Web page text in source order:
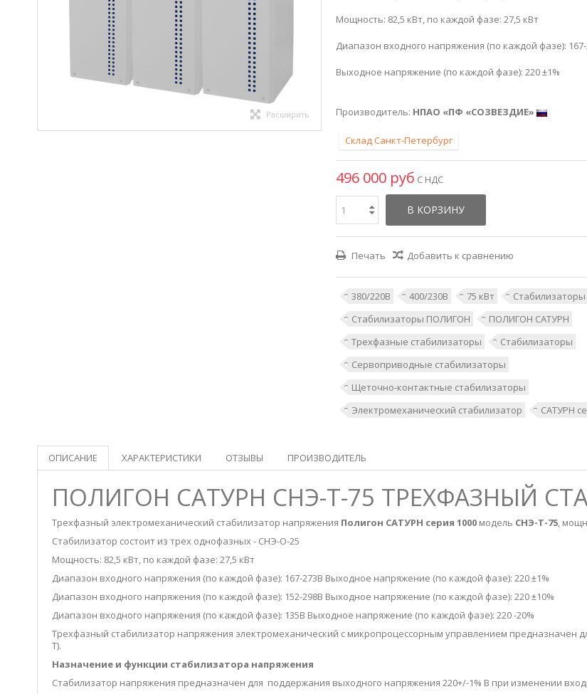
Расширить
Мощность: 82,5 кВт, по каждой фазе: 27,5 кВт
Диапазон входного напряжения (по каждой фазе):
Выходное напряжение (по каждой фазе): 220 ±1%
Производитель: НПАО «ПФ «СОЗВЕЗДИЕ»
Склад Санкт-Петербург
496 000 руб С НДС
В КОРЗИНУ
Печать Добавить к сравнению
380/220В 400/230В 75 кВт
Стабилизаторы ПОЛИГОН
ПОЛИГОН САТУРН
Трехфазные стабилизаторы
Стабилизаторы
Сервоприводные стабилизаторы
Щеточно-контактные стабилизаторы
Электромеханический стабилизатор
САТУРН
ОПИСАНИЕ ХАРАКТЕРИСТИКИ ОТЗЫВЫ ПРОИЗВОДИТЕЛЬ
ПОЛИГОН САТУРН СНЭ-Т-75 ТРЕХФАЗНЫЙ
Трехфазный электромеханический стабилизатор напряжения Полигон САТУРН серия 1000 модель СНЭ-Т-75,
Стабилизатор состоит из трех однофазных - СНЭ-О-25
Мощность: 82,5 кВт, по каждой фазе: 27,5 кВт
Диапазон входного напряжения (по каждой фазе): 167-273В Выходное напряжение (по каждой фазе): 220 ±1%
Диапазон входного напряжения (по каждой фазе): 152-298В Выходное напряжение (по каждой фазе): 220 ±10%
Диапазон входного напряжения (по каждой фазе): 135В Выходное напряжение (по каждой фазе): 220 -20%
Трехфазный стабилизатор напряжения электромеханический с микропроцессорным управлением предназначен
Т).
Назначение и функции стабилизатора напряжения
Стабилизатор напряжения предназначен для поддержания выходного напряжения 220+/-1% В при изменении